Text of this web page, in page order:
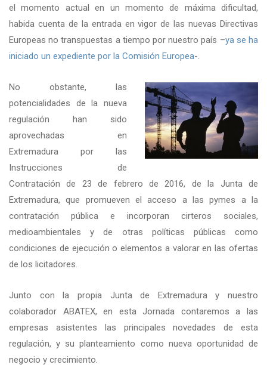
el momento actual en un momento de máxima dificultad,
habida cuenta de la entrada en vigor de las nuevas Directivas
Europeas no transpuestas a tiempo por nuestro país –ya se ha
iniciado un expediente por la Comisión Europea-.
No obstante, las
potencialidades de la nueva
regulación han sido
aprovechadas en
Extremadura por las
Instrucciones de
Contratación de 23 de febrero de 2016, de la Junta de
Extremadura, que promueven el acceso a las pymes a la
contratación pública e incorporan cirteros sociales,
medioambientales y de otras políticas públicas como
condiciones de ejecución o elementos a valorar en las ofertas
de los licitadores.
Junto con la propia Junta de Extremadura y nuestro
colaborador ABATEX, en esta Jornada contaremos a las
empresas asistentes las principales novedades de esta
regulación, y su planteamiento como nueva oportunidad de
negocio y crecimiento.